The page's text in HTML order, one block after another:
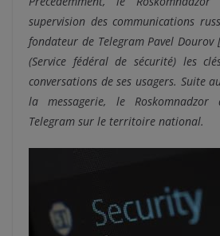
supervision des communications
fondateur de Telegram Pavel Dourov [
(Service fédéral de sécurité) les
conversations de ses usagers. Suite
la messagerie, le Roskomnadzor
Telegram sur le territoire national.